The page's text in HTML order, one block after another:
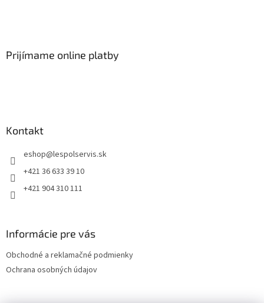
Prijímame online platby
Kontakt
eshop@lespolservis.sk
+421 36 633 39 10
+421 904 310 111
Informácie pre vás
Obchodné a reklamačné podmienky
Ochrana osobných údajov